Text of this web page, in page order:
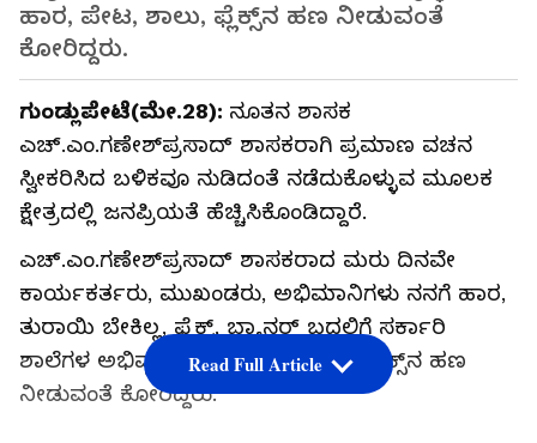
ಹಾರ, ಪೇಟ, ಶಾಲು, ಫ್ಲೆಕ್ಸ್‌ನ ಹಣ ನೀಡುವಂತೆ
ಕೋರಿದ್ದರು.
ಗುಂಡ್ಲುಪೇಟೆ(ಮೇ.28): ನೂತನ ಶಾಸಕ
ಎಚ್‌.ಎಂ.ಗಣೇಶ್‌ಪ್ರಸಾದ್‌ ಶಾಸಕರಾಗಿ ಪ್ರಮಾಣ ವಚನ
ಸ್ವೀಕರಿಸಿದ ಬಳಿಕವೂ ನುಡಿದಂತೆ ನಡೆದುಕೊಳ್ಳುವ ಮೂಲಕ
ಕ್ಷೇತ್ರದಲ್ಲಿ ಜನಪ್ರಿಯತೆ ಹೆಚ್ಚಿಸಿಕೊಂಡಿದ್ದಾರೆ.
ಎಚ್‌.ಎಂ.ಗಣೇಶ್‌ಪ್ರಸಾದ್‌ ಶಾಸಕರಾದ ಮರು ದಿನವೇ
ಕಾರ್ಯಕರ್ತರು, ಮುಖಂಡರು, ಅಭಿಮಾನಿಗಳು ನನಗೆ ಹಾರ,
ತುರಾಯಿ ಬೇಕಿಲ್ಲ, ಫ್ಲೆಕ್ಸ್‌, ಬ್ಯಾನರ್‌ ಬದಲಿಗೆ ಸರ್ಕಾರಿ
ಶಾಲೆಗಳ ಅಭಿವೃದ್ಧಿಗೆ ಹಾರ, ಪೇಟ, ಶಾಲು, ಫ್ಲೆಕ್ಸ್‌ನ ಹಣ
ನೀಡುವಂತೆ ಕೋರಿದ್ದರು.
Read Full Article